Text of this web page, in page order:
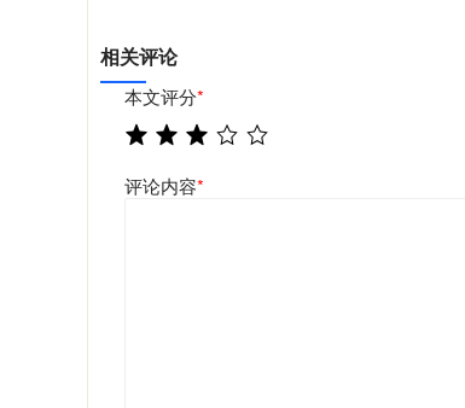
相关评论
本文评分*
评论内容*